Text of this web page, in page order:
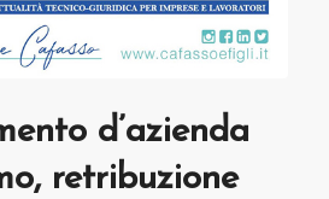
d’azienda
retribuzione